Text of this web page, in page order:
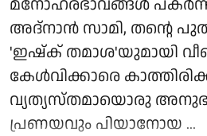
മനോഹരഭാവങ്ങൾ
അദ്നാൻ സാമി, തന്റെ
'ഇഷ്ക് തമാശ'യുമായി
കേൾവിക്കാരെ
വ്യത്യസ്തമായൊരു
പ്രണയവും പിയാനോയ ...